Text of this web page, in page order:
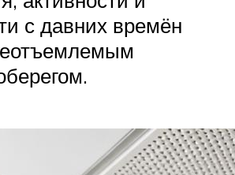
с давних времён